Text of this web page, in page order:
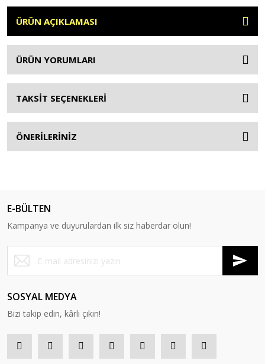
ÜRÜN AÇIKLAMASI
ÜRÜN YORUMLARI
TAKSİT SEÇENEKLERİ
ÖNERİLERİNİZ
E-BÜLTEN
Kampanya ve duyurulardan ilk siz haberdar olun!
SOSYAL MEDYA
Bizi takip edin, kârlı çıkın!